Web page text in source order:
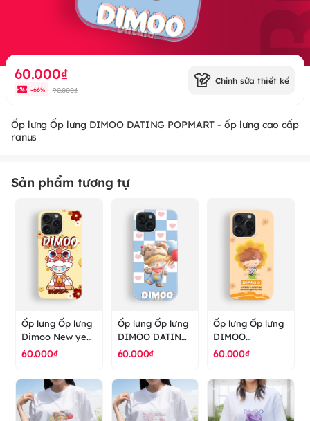
60.000₫
-66% 90.000₫
Chỉnh sửa thiết kế
Ốp lưng Ốp lưng DIMOO DATING POPMART - ốp lưng cao cấp
ranus
Sản phẩm tương tự
Ốp lưng Ốp lưng
Dimoo New year
Popmart - ốp
60.000₫
Ốp lưng Ốp lưng
DIMOO DATING
POPMART - ốp
60.000₫
Ốp lưng Ốp lưng
DIMOO
SUNFLOWER
lưng cao cấp
ranus
60.000₫